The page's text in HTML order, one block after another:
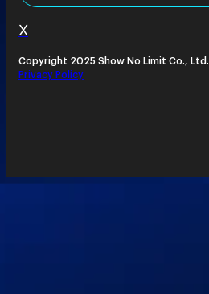
X
Copyright 2025 Show No Limit Co., Ltd.
Privacy Policy